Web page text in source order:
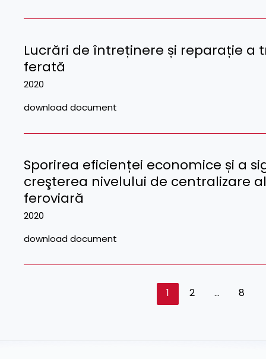
Lucrări de întreținere și reparație a
ferată
2020
download document
Sporirea eficienței economice și a
creşterea nivelului de centralizare
feroviară
2020
download document
1 2 … 8